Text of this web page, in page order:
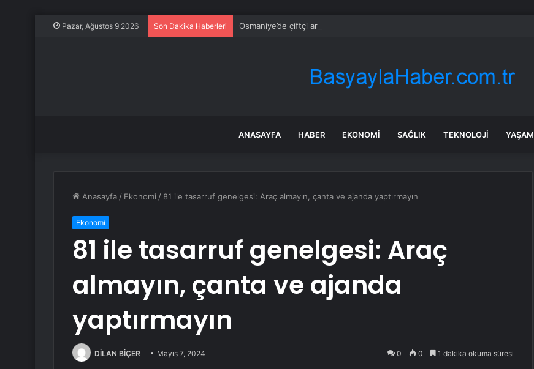
Pazar, Ağustos 9 2026 Son Dakika Haberleri Osmaniye’de çiftçi artan maliyetler nedeniyle tarlasını boş bıraktı
ANASAYFA HABER EKONOMI SAĞLIK TEKNOLOJI YAŞAM
Anasayfa / Ekonomi / 81 ile tasarruf genelgesi: Araç almayın, çanta ve ajanda yaptırmayın
Ekonomi
81 ile tasarruf genelgesi: Araç
almayın, çanta ve ajanda
yaptırmayın
DİLAN BİÇER Mayıs 7, 2024 0 0 1 dakika okuma süresi